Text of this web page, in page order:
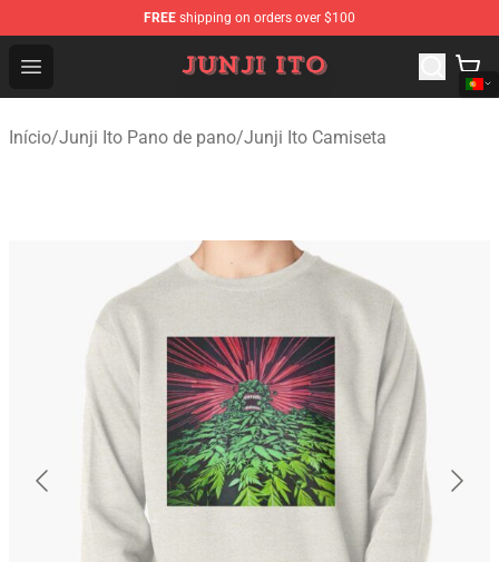
FREE shipping on orders over $100
Open menu
Junji Ito Store - Official Junji Ito Merchandise Shop
Início/Junji Ito Pano de pano/Junji Ito Camiseta